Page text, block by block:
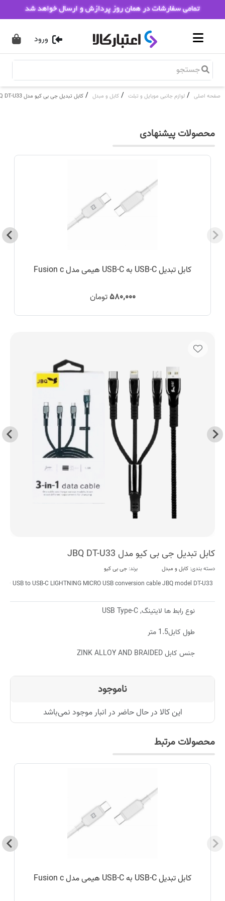
ورود
صفحه اصلی / لوازم جانبی موبایل و تبلت / کابل و مبدل / کابل تبدیل جی بی کیو مدل JBQ DT-U33
محصولات پیشنهادی
کابل تبدیل USB-C به USB-C هیمی مدل Fusion c
۵۸۰٬۰۰۰ تومان
کابل تبدیل جی بی کیو مدل JBQ DT-U33
دسته بندی: کابل و مبدل برند: جی بی کیو
USB to USB-C LIGHTNING MICRO USB conversion cable JBQ model DT-U33
نوع رابط ها لایتینگ, USB Type-C
طول کابل1.5 متر
جنس کابل ZINK ALLOY AND BRAIDED
ناموجود
این کالا در حال حاضر در انبار موجود نمی‌باشد
محصولات مرتبط
کابل تبدیل USB-C به USB-C هیمی مدل Fusion c